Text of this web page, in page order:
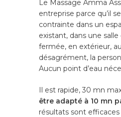
Le Massage Amma
entreprise parce qu’il
contrainte dans un
existant, dans une
fermée, en extérieur,
désagrément, la
Aucun point d’eau
Il est rapide, 30 mn
être adapté à 10 mn
résultats sont